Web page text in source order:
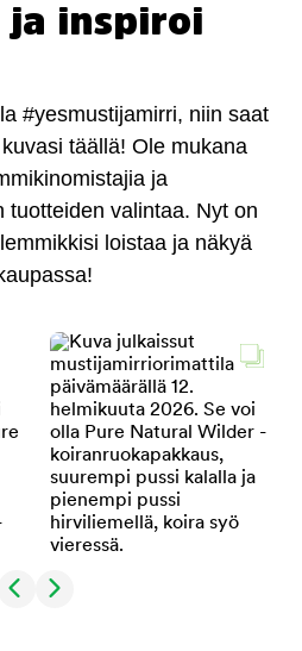
ja inspiroi
#yesmustijamirri, niin saat
täällä! Ole mukana
ja
tuotteiden valintaa. Nyt on
loistaa ja näkyä